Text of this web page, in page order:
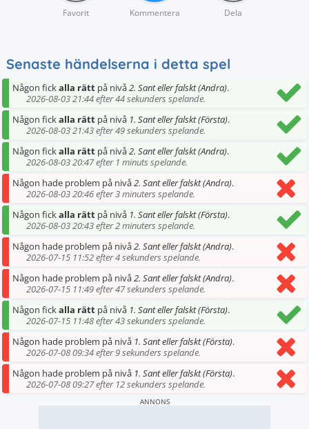
Favorit Kommentera Dela
Senaste händelserna i detta spel
Någon fickalla rätt på nivå2. Sant eller falskt (Andra).
2026-08-03 21:44 efter 44 sekunders spelande.
Någon fickalla rätt på nivå 1. Sant eller falskt (Första).
2026-08-03 21:43 efter 49 sekunders spelande.
Någon fickalla rätt på nivå2. Sant eller falskt (Andra).
2026-08-03 20:47 efter 1 minuts spelande.
Någon hade problem på nivå2. Sant eller falskt (Andra).
2026-08-03 20:46 efter 3 minuters spelande.
Någon fickalla rätt på nivå 1. Sant eller falskt (Första).
2026-08-03 20:43 efter 2 minuters spelande.
Någon hade problem på nivå2. Sant eller falskt (Andra).
2026-07-15 11:52 efter 4 sekunders spelande.
Någon hade problem på nivå2. Sant eller falskt (Andra).
2026-07-15 11:49 efter 47 sekunders spelande.
Någon fickalla rätt på nivå 1. Sant eller falskt (Första).
2026-07-15 11:48 efter 43 sekunders spelande.
Någon hade problem på nivå 1. Sant eller falskt (Första).
2026-07-08 09:34 efter 9 sekunders spelande.
Någon hade problem på nivå 1. Sant eller falskt (Första).
2026-07-08 09:27 efter 12 sekunders spelande.
ANNONS